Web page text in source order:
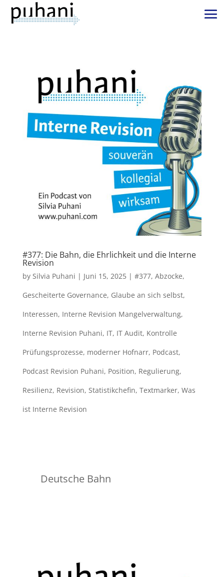
#377: Die Bahn, die Ehrlichkeit und die Interne
Revision
by Silvia Puhani | Juni 15, 2025| #377, Abzocke,
Gescheiterte Governance, Glaube an sich selbst,
Interessen, Interne Revision Mangelverwaltung,
Interne Revision Puhani, IT, IT Audit, Kontrolle
Prüfungsprozesse, moderner Hofnarr, Podcast,
Podcast Revision Puhani, Position, Regulierung,
Resilienz, Revision, Statistikchefin, Textmarker, Was
ist Interne Revision
Deutsche Bahn